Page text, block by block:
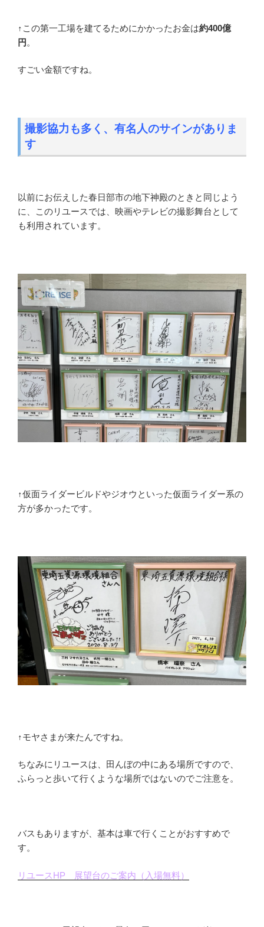
↑この第一工場を建てるためにかかったお金は約400億
円 。
すごい金額ですね。
撮影協力も多く、有名人のサインがありま
す
以前にお伝えした春日部市の地下神殿のときと同じよう
に、このリユースでは、映画やテレビの撮影舞台として
も利用されています。
↑仮面ライダービルドやジオウといった仮面ライダー系の
方が多かったです。
↑モヤさまが来たんですね。
ちなみにリユースは、田んぼの中にある場所ですので、
ふらっと歩いて行くような場所ではないのでご注意を。
バスもありますが、基本は車で行くことがおすすめで
す。
リユースHP 展望台のご案内（入場無料）